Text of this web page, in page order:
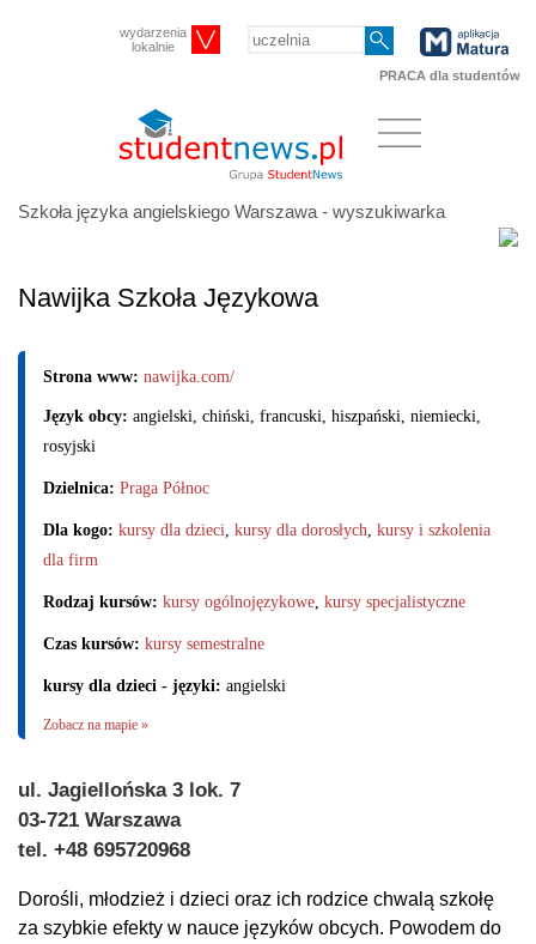
wydarzenia
lokalnie
PRACA dla studentów
Szkoła języka angielskiego Warszawa - wyszukiwarka
Nawijka Szkoła Językowa
Strona www: nawijka.com/
Język obcy: angielski, chiński, francuski, hiszpański, niemiecki,
rosyjski
Dzielnica: Praga Północ
Dla kogo: kursy dla dzieci kursy dla dorosłych kursy i szkolenia
dla firm
Rodzaj kursów: kursy ogólnojęzykowe kursy specjalistyczne
Czas kursów: kursy semestralne
kursy dla dzieci - języki: angielski
Zobacz na mapie »
ul. Jagiellońska 3 lok. 7
03-721 Warszawa
tel. +48 695720968
Dorośli, młodzież i dzieci oraz ich rodzice chwalą szkołę
za szybkie efekty w nauce języków obcych. Powodem do